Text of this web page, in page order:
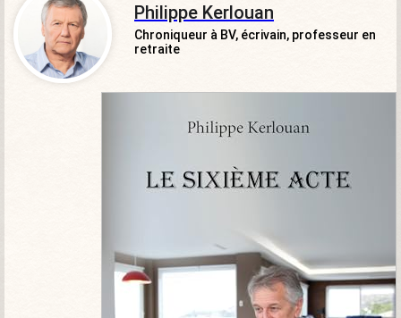
Philippe Kerlouan
Chroniqueur à BV, écrivain, professeur en
retraite